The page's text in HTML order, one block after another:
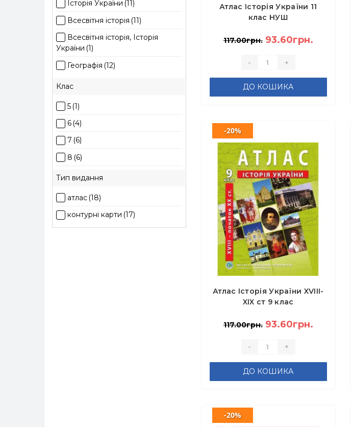
Історія України (11)
Всесвітня історія (11)
Всесвітня історія, Історія
України (1)
Географія (12)
Клас
5 (1)
6 (4)
7 (6)
8 (6)
9 (6)
Тип видання
атлас (18)
контурні карти (17)
Атлас Історія України 11
клас НУШ
117.00грн. 93.60грн.
- +
ДО КОШИКА
Атлас Історія України XVIII-
XIX ст 9 клас
-20%
117.00грн. 93.60грн.
- +
ДО КОШИКА
-20%